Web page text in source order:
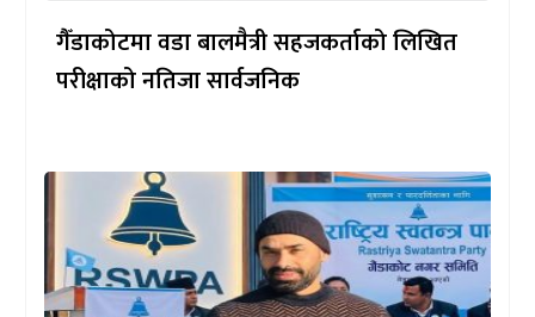
गैँडाकोटमा वडा बालमैत्री सहजकर्ताको लिखित
परीक्षाको नतिजा सार्वजनिक